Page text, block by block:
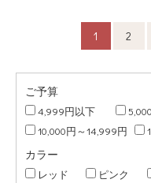
1 2
ご予算
4,999円以下
10,000円～14,999円
カラー
レッド ピンク